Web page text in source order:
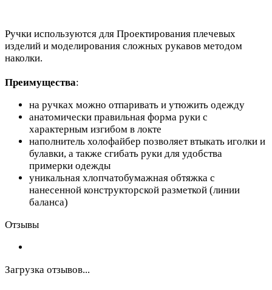
Ручки используются для Проектирования плечевых
изделий и моделирования сложных рукавов методом
наколки.
Преимущества:
на ручках можно отпаривать и утюжить одежду
анатомически правильная форма руки с
характерным изгибом в локте
наполнитель холофайбер позволяет втыкать иголки и
булавки, а также сгибать руки для удобства
примерки одежды
уникальная хлопчатобумажная обтяжка с
нанесенной конструкторской разметкой (линии
баланса)
Отзывы
Загрузка отзывов...